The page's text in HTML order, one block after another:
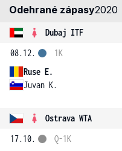
Odehrané zápasy2020
Dubaj ITF
08.12.
Ruse E.
Juvan K.
1K
Ostrava WTA
17.10.
Q-1K